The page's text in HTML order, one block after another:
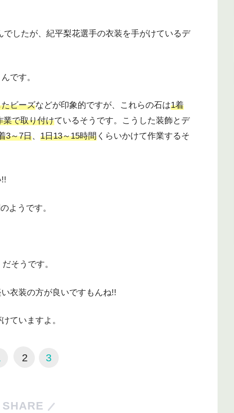
したが、紀平梨花選手の衣装を手がけているデ
です。
ビーズなどが印象的ですが、これらの石は1着
業で取り付けているそうです。こうした装飾とデ
3～7日、 1日13～15時間 くらいかけて作業するそ
ようです。
そうです。
衣装の方が良いですもんね!!
ていますよ。
2 3
SHARE